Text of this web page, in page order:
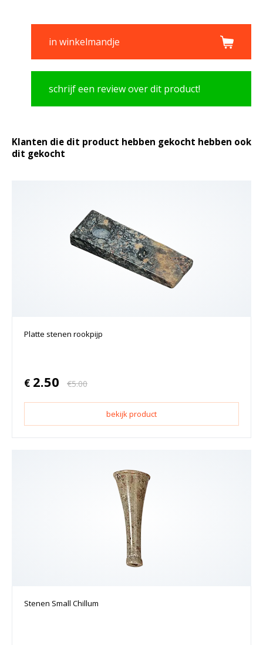
in winkelmandje
schrijf een review over dit product!
Klanten die dit product hebben gekocht hebben ook
dit gekocht
Platte stenen rookpijp
€ 2.50 €5.00
bekijk product
Stenen Small Chillum